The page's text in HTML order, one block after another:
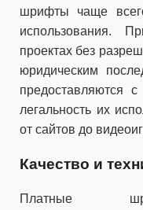
шрифты чаще
использования.
проектах без
юридическим
предоставляются с
легальность их
от сайтов до
Качество и
Платные